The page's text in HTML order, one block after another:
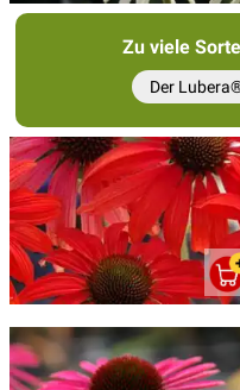
Zu viele
Der